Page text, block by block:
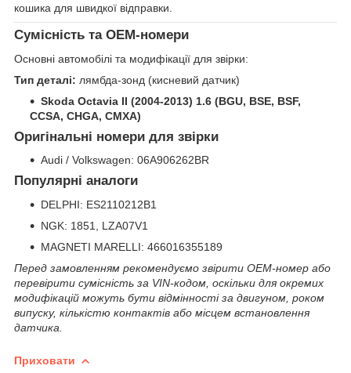
кошика для швидкої відправки.
Сумісність та OEM-номери
Основні автомобілі та модифікації для звірки:
Тип деталі: лямбда-зонд (кисневий датчик)
Skoda Octavia II (2004-2013) 1.6 (BGU, BSE, BSF,
CCSA, CHGA, CMXA)
Оригінальні номери для звірки
Audi / Volkswagen: 06A906262BR
Популярні аналоги
DELPHI: ES2110212B1
NGK: 1851, LZA07V1
MAGNETI MARELLI: 466016355189
Перед замовленням рекомендуємо звірити OEM-номер або
перевірити сумісність за VIN-кодом, оскільки для окремих
модифікацій можуть бути відмінності за двигуном, роком
випуску, кількістю контактів або місцем встановлення
датчика.
Приховати